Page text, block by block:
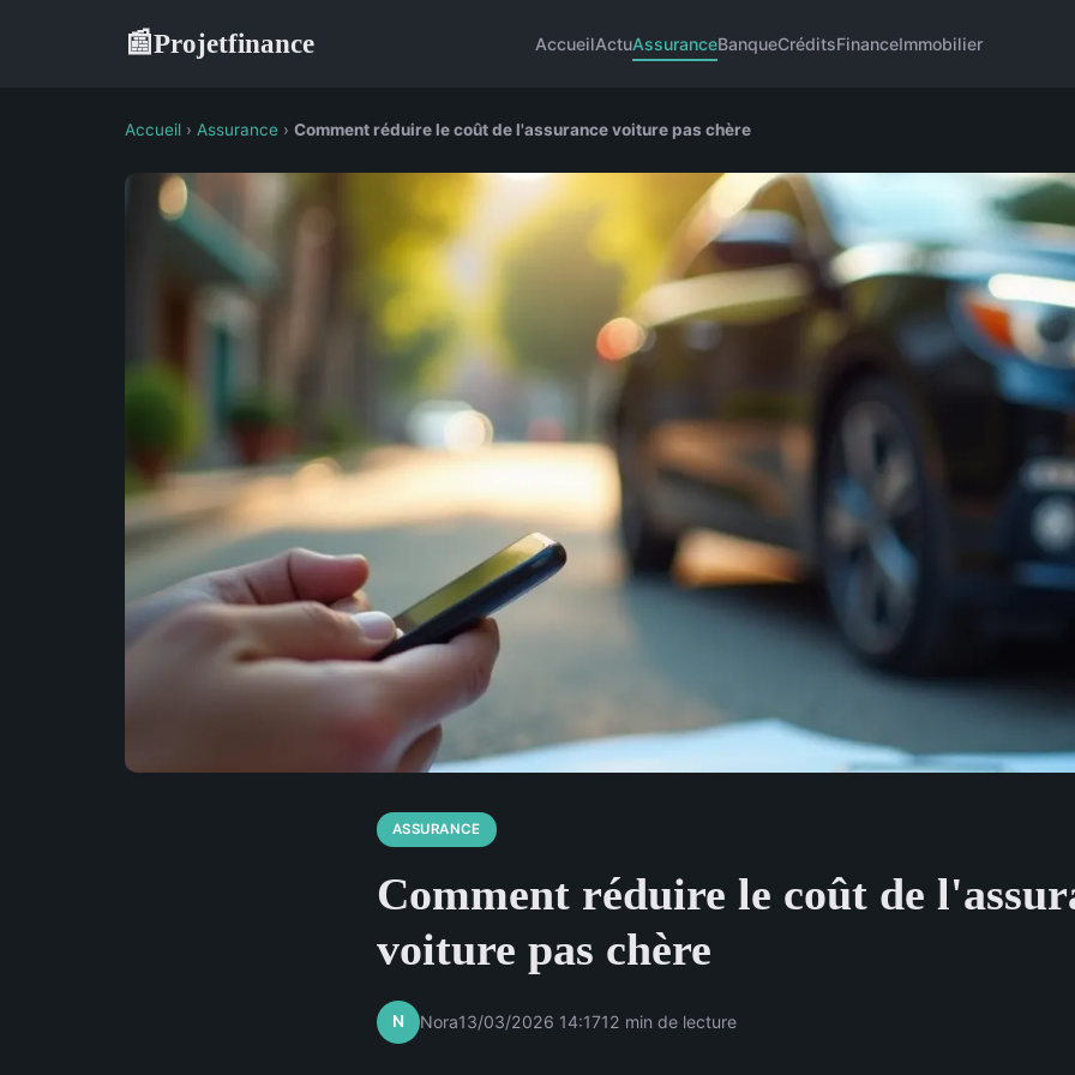
📰Projetfinance AccueilActuAssuranceBanqueCréditsFinanceImmobilier
Accueil › Assurance › Comment réduire le coût de l'assurance voiture pas chère
ASSURANCE
Comment réduire le coût de
voiture pas chère
N Nora13/03/2026 14:1712 min de lecture